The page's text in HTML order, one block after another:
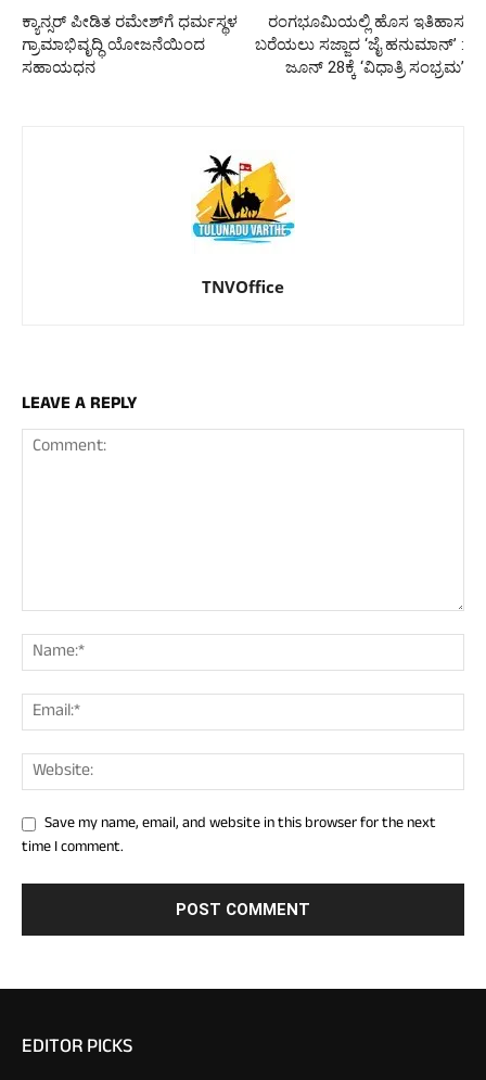
ಕ್ಯಾನ್ಸರ್ ಪೀಡಿತ ರಮೇಶ್‌ಗೆ ಧರ್ಮಸ್ಥಳ
ಗ್ರಾಮಾಭಿವೃದ್ಧಿ ಯೋಜನೆಯಿಂದ
ಸಹಾಯಧನ
ರಂಗಭೂಮಿಯಲ್ಲಿ ಹೊಸ ಇತಿಹಾಸ
ಬರೆಯಲು ಸಜ್ಜಾದ ‘ಜೈ ಹನುಮಾನ್’ :
ಜೂನ್ 28ಕ್ಕೆ ‘ವಿಧಾತ್ರಿ ಸಂಭ್ರಮ’
TNVOffice
LEAVE A REPLY
Save my name, email, and website in this browser for the next
time I comment.
EDITOR PICKS